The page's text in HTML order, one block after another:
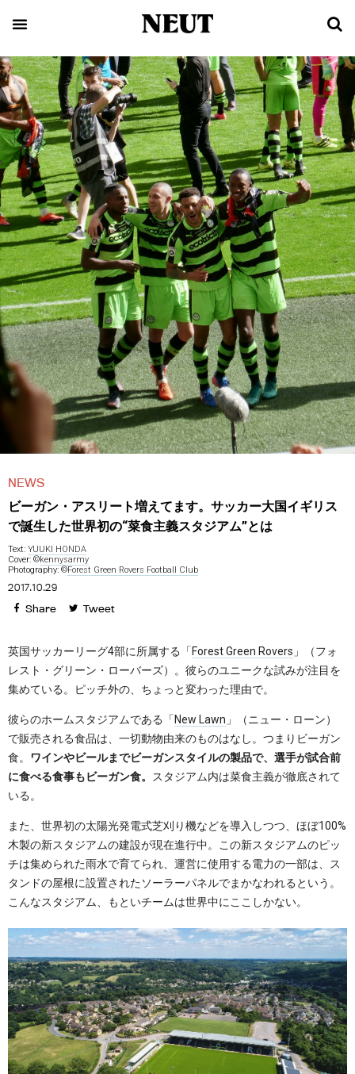
NEWS
ビーガン・アスリート増えてます。サッカー大国イギリス
で誕生した世界初の“菜食主義スタジアム”とは
Text: YUUKI HONDA
Cover: ©kennysarmy
Photography: ©Forest Green Rovers Football Club
2017.10.29
Share Tweet
英国サッカーリーグ4部に所属する「Forest Green Rovers 」（フォ
レスト・グリーン・ローバーズ）。彼らのユニークな試みが注目を
集めている。ピッチ外の、ちょっと変わった理由で。
彼らのホームスタジアムである「New Lawn 」（ニュー・ローン）
で販売される食品は、一切動物由来のものはなし。つまりビーガン
食。 ワインやビールまでビーガンスタイルの製品で、選手が試合前
に食べる食事もビーガン食。
スタジアム内は菜食主義が徹底されて
いる。
また、世界初の太陽光発電式芝刈り機などを導入しつつ、ほぼ100%
木製の新スタジアムの建設が現在進行中。この新スタジアムのピッ
チは集められた雨水で育てられ、運営に使用する電力の一部は、ス
タンドの屋根に設置されたソーラーパネルでまかなわれるという。
こんなスタジアム、もといチームは世界中にここしかない。